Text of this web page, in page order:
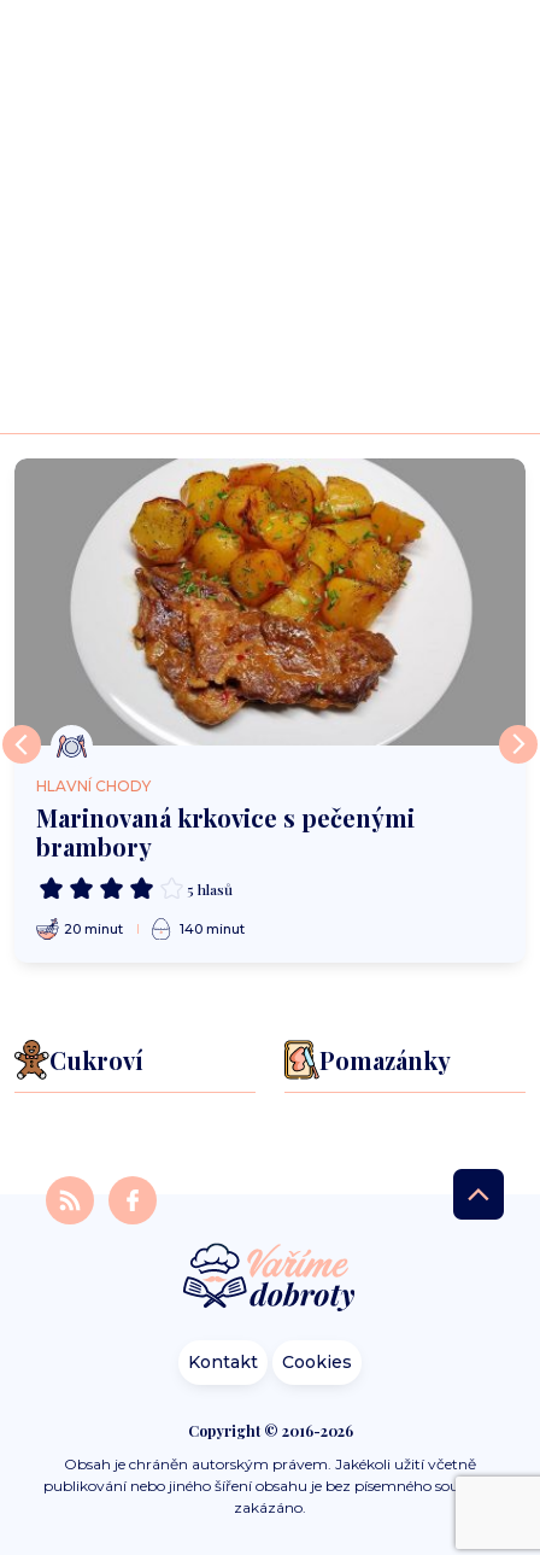
HLAVNÍ CHODY
Marinovaná krkovice s pečenými
brambory
5 hlasů
20 minut 140 minut
Cukroví Pomazánky
Kontakt Cookies
Copyright © 2016-2026
Obsah je chráněn autorským právem. Jakékoli užití včetně
publikování nebo jiného šíření obsahu je bez písemného souhlasu
zakázáno.